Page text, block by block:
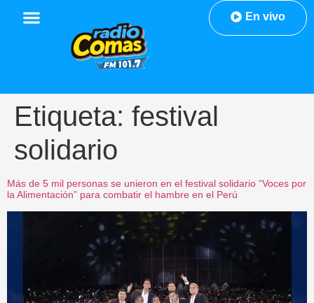
En vivo
Etiqueta: festival
solidario
Más de 5 mil personas se unieron en el festival solidario “Voces por
la Alimentación” para combatir el hambre en el Perú